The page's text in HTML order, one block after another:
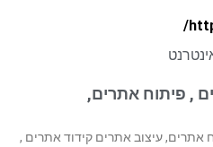
, פיתוח אתרים,
אתרים, עיצוב אתרים קידוד אתרים ,